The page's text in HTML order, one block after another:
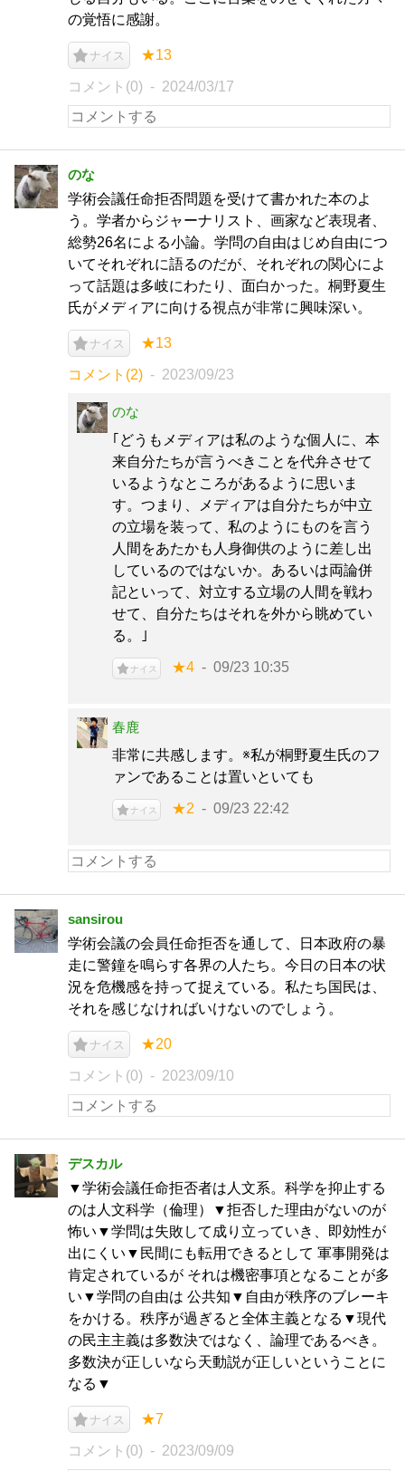
の覚悟に感謝。
ナイス ★13
コメント(0) 2024/03/17
のな
学術会議任命拒否問題を受けて書かれた本のよ
う。学者からジャーナリスト、画家など表現者、
総勢26名による小論。学問の自由はじめ自由につ
いてそれぞれに語るのだが、それぞれの関心によ
って話題は多岐にわたり、面白かった。桐野夏生
氏がメディアに向ける視点が非常に興味深い。
ナイス ★13
コメント(2) 2023/09/23
のな
｢どうもメディアは私のような個人に、本
来自分たちが言うべきことを代弁させて
いるようなところがあるように思いま
す。つまり、メディアは自分たちが中立
の立場を装って、私のようにものを言う
人間をあたかも人身御供のように差し出
しているのではないか。あるいは両論併
記といって、対立する立場の人間を戦わ
せて、自分たちはそれを外から眺めてい
る。｣
ナイス ★4 09/23 10:35
春鹿
非常に共感します。※私が桐野夏生氏のフ
ァンであることは置いといても
ナイス ★2 09/23 22:42
sansirou
学術会議の会員任命拒否を通して、日本政府の暴
走に警鐘を鳴らす各界の人たち。今日の日本の状
況を危機感を持って捉えている。私たち国民は、
それを感じなければいけないのでしょう。
ナイス ★20
コメント(0) 2023/09/10
デスカル
▼学術会議任命拒否者は人文系。科学を抑止する
のは人文科学（倫理）▼拒否した理由がないのが
怖い▼学問は失敗して成り立っていき、即効性が
出にくい▼民間にも転用できるとして 軍事開発は
肯定されているが それは機密事項となることが多
い▼学問の自由は 公共知▼自由が秩序のブレーキ
をかける。秩序が過ぎると全体主義となる▼現代
の民主主義は多数決ではなく、論理であるべき。
多数決が正しいなら天動説が正しいということに
なる▼
ナイス ★7
コメント(0) 2023/09/09